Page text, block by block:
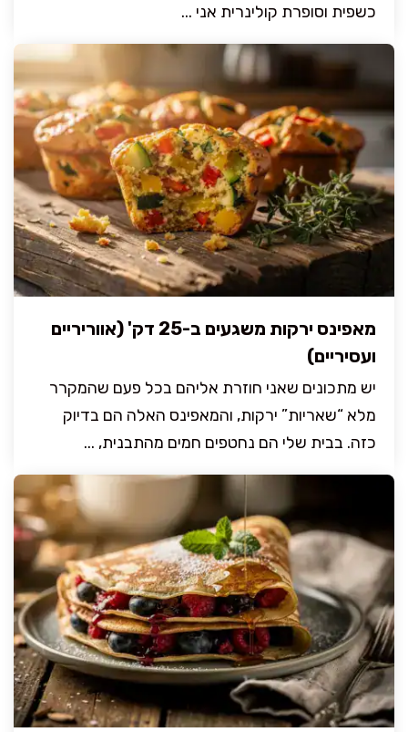
כשפית וסופרת קולינרית אני ...
מאפינס ירקות משגעים ב-25 דק' (אווריריים
ועסיריים)
יש מתכונים שאני חוזרת אליהם בכל פעם שהמקרר
מלא “שאריות” ירקות, והמאפינס האלה הם בדיוק
כזה. בבית שלי הם נחטפים חמים מהתבנית, ...